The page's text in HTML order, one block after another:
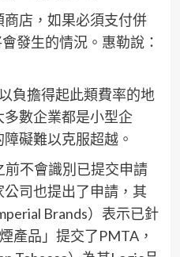
店，如果必須支付併
發生的情況。惠勒說：
負擔得起此類費率的地
數企業都是小型企
礙難以克服超越。
不會識別已提交申請
司也提出了申請，其
Brands）表示已針
產品」提交了PMTA，